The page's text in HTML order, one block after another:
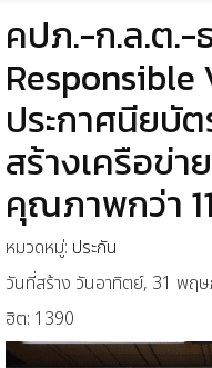
คปภ.-ก.ล.ต.-
Responsible
ประกาศนียบั
สร้างเครือข่า
คุณภาพกว่า
หมวดหมู่: ประกัน
วันที่สร้าง วันอาทิตย์, 31 พฤ
ฮิต: 1390